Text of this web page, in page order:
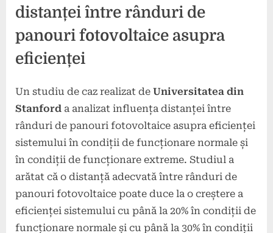
distanței între rânduri de
panouri fotovoltaice asupra
eficienței
Un studiu de caz realizat de Universitatea din
Stanford a analizat influența distanței între
rânduri de panouri fotovoltaice asupra eficienței
sistemului în condiții de funcționare normale și
în condiții de funcționare extreme. Studiul a
arătat că o distanță adecvată între rânduri de
panouri fotovoltaice poate duce la o creștere a
eficienței sistemului cu până la 20% în condiții de
funcționare normale și cu până la 30% în condiții